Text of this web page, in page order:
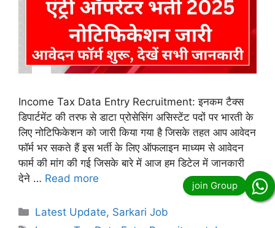
Income Tax Data Entry Recruitment: इनकम टैक्स
डिपार्टमेंट की तरफ से डाटा प्रोसेसिंग असिस्टेंट पदों पर भारती के
लिए नोटिफिकेशन को जारी किया गया है जिसके तहत आप आवेदन
फॉर्म भर सकते हैं इस भर्ती के लिए ऑफलाइन माध्यम से आवेदन
फार्म की मांग की गई जिसके बारे में आज हम डिटेल में जानकारी
देने … Read more
Categories
Latest Update, Sarkari Job